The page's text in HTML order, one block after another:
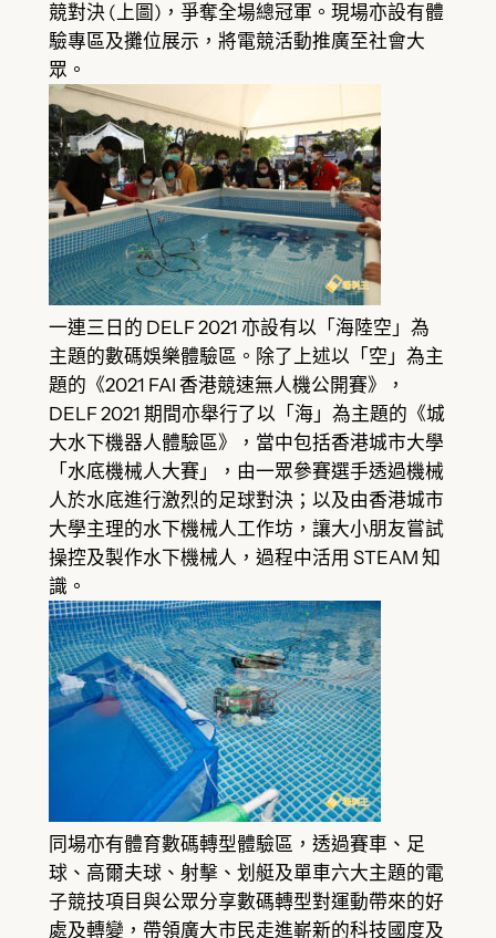
競對決 (上圖)，爭奪全場總冠軍。現場亦設有體
驗專區及攤位展示，將電競活動推廣至社會大
眾。
一連三日的 DELF 2021 亦設有以「海陸空」為
主題的數碼娛樂體驗區。除了上述以「空」為主
題的《2021 FAI 香港競速無人機公開賽》，
DELF 2021 期間亦舉行了以「海」為主題的《城
大水下機器人體驗區》，當中包括香港城市大學
「水底機械人大賽」，由一眾參賽選手透過機械
人於水底進行激烈的足球對決；以及由香港城市
大學主理的水下機械人工作坊，讓大小朋友嘗試
操控及製作水下機械人，過程中活用 STEAM 知
識。
同場亦有體育數碼轉型體驗區，透過賽車、足
球、高爾夫球、射擊、划艇及單車六大主題的電
子競技項目與公眾分享數碼轉型對運動帶來的好
處及轉變，帶領廣大市民走進嶄新的科技國度及